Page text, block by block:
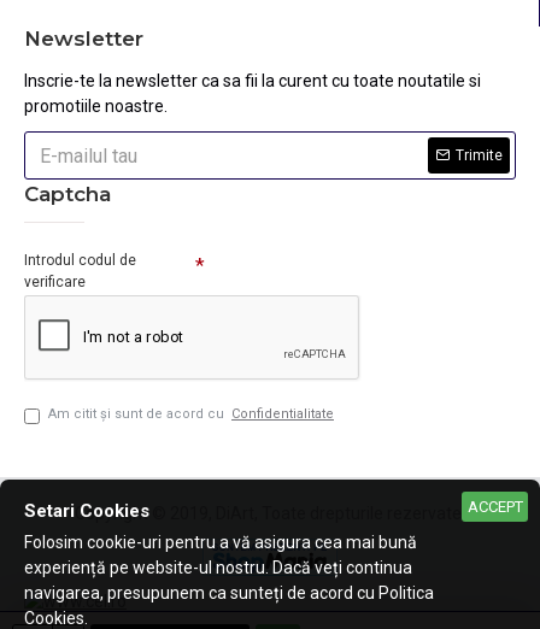
Newsletter
Inscrie-te la newsletter ca sa fii la curent cu toate noutatile si
promotiile noastre.
Trimite
Captcha
Introdul codul de
verificare
Am citit şi sunt de acord cu Confidentialitate
Copyright © 2019, DiArt, Toate drepturile rezervate. ACCEPT
Setari Cookies
Folosim cookie-uri pentru a vă asigura cea mai bună
experiență pe website-ul nostru. Dacă veți continua
navigarea, presupunem ca sunteți de acord cu Politica
Cookies.